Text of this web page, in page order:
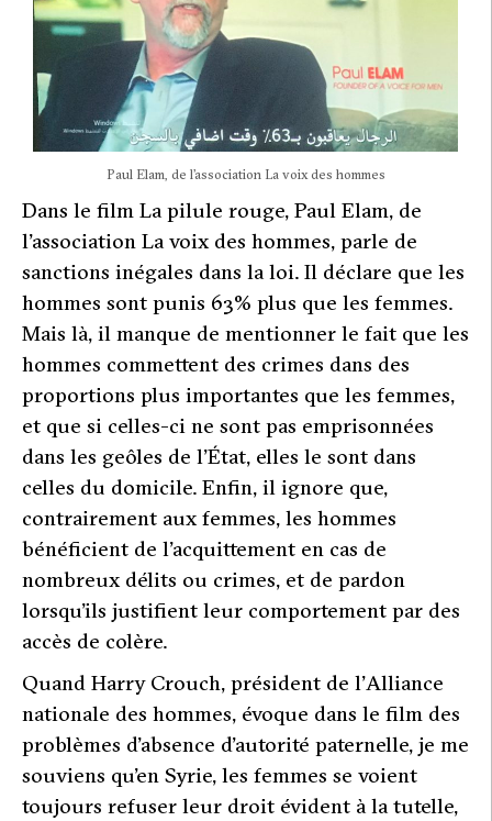
Paul Elam, de l’association La voix des hommes
Dans le film La pilule rouge, Paul Elam, de
l’association La voix des hommes, parle de
sanctions inégales dans la loi. Il déclare que les
hommes sont punis 63% plus que les femmes.
Mais là, il manque de mentionner le fait que les
hommes commettent des crimes dans des
proportions plus importantes que les femmes,
et que si celles-ci ne sont pas emprisonnées
dans les geôles de l’État, elles le sont dans
celles du domicile. Enfin, il ignore que,
contrairement aux femmes, les hommes
bénéficient de l’acquittement en cas de
nombreux délits ou crimes, et de pardon
lorsqu’ils justifient leur comportement par des
accès de colère.
Quand Harry Crouch, président de l’Alliance
nationale des hommes, évoque dans le film des
problèmes d’absence d’autorité paternelle, je me
souviens qu’en Syrie, les femmes se voient
toujours refuser leur droit évident à la tutelle,